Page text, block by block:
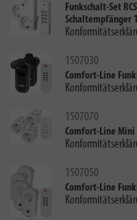
Funkschalt-Set
Schaltempfänger
1507030
Comfort-Line
1507070
Comfort-Line Mini
1507050
Comfort-Line